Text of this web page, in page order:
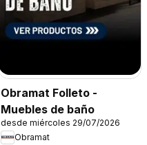
Obramat Folleto -
Muebles de baño
desde miércoles 29/07/2026
Obramat